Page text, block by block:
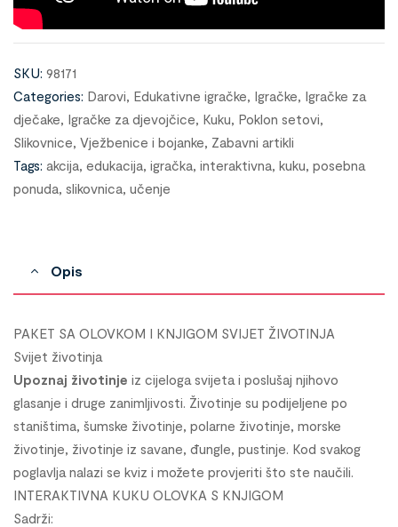
SKU: 98171
Categories: Darovi, Edukativne igračke, Igračke, Igračke za
dječake, Igračke za djevojčice, Kuku, Poklon setovi,
Slikovnice, Vježbenice i bojanke, Zabavni artikli
Tags: akcija, edukacija, igračka, interaktivna, kuku, posebna
ponuda, slikovnica, učenje
Opis
PAKET SA OLOVKOM I KNJIGOM SVIJET ŽIVOTINJA
Svijet životinja
Upoznaj životinje iz cijeloga svijeta i poslušaj njihovo
glasanje i druge zanimljivosti. Životinje su podijeljene po
staništima, šumske životinje, polarne životinje, morske
životinje, životinje iz savane, đungle, pustinje. Kod svakog
poglavlja nalazi se kviz i možete provjeriti što ste naučili.
INTERAKTIVNA KUKU OLOVKA S KNJIGOM
Sadrži: